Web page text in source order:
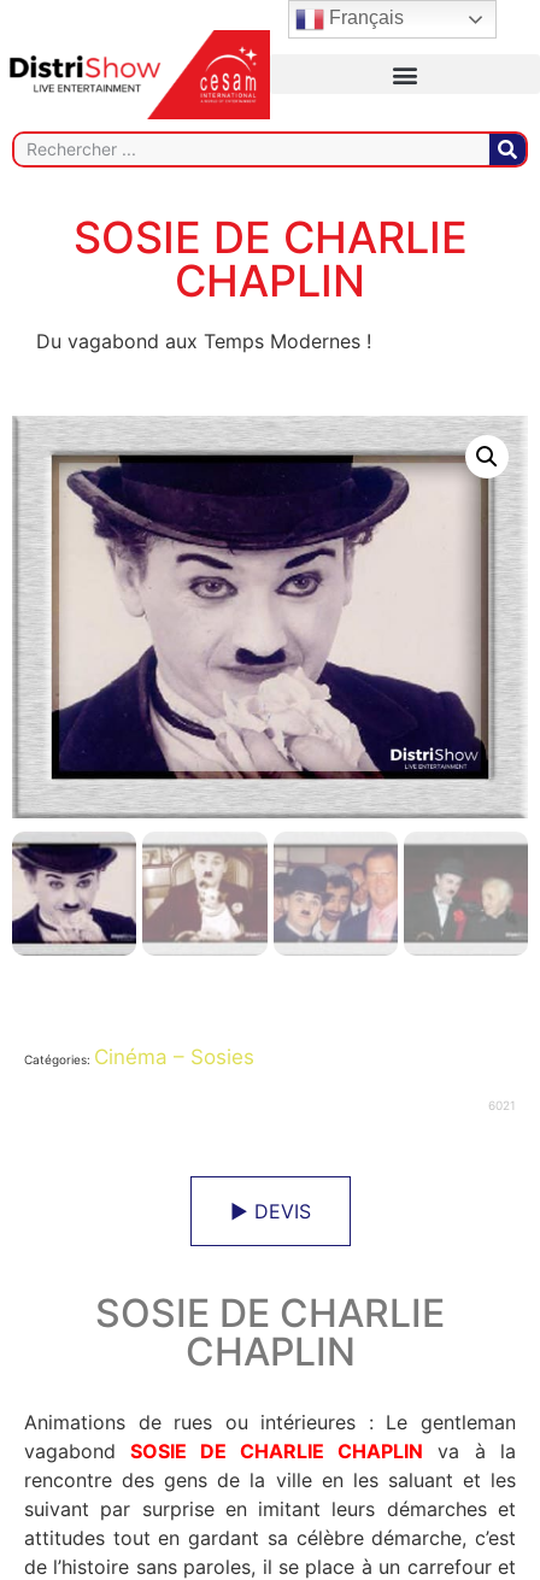
SOSIE DE CHARLIE
CHAPLIN
Du vagabond aux Temps Modernes !
Catégories: Cinéma – Sosies
6021
► DEVIS
SOSIE DE CHARLIE
CHAPLIN
Animations de rues ou intérieures : Le gentleman
vagabond SOSIE DE CHARLIE CHAPLIN va à la
rencontre des gens de la ville en les saluant et les
suivant par surprise en imitant leurs démarches et
attitudes tout en gardant sa célèbre démarche, c’est
de l’histoire sans paroles, il se place à un carrefour et
Français